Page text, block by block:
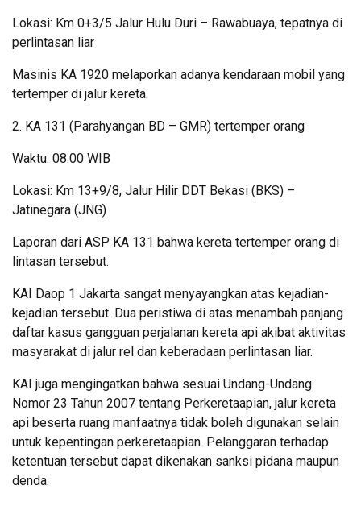
Lokasi: Km 0+3/5 Jalur Hulu Duri – Rawabuaya, tepatnya di
perlintasan liar
Masinis KA 1920 melaporkan adanya kendaraan mobil yang
tertemper di jalur kereta.
2. KA 131 (Parahyangan BD – GMR) tertemper orang
Waktu: 08.00 WIB
Lokasi: Km 13+9/8, Jalur Hilir DDT Bekasi (BKS) –
Jatinegara (JNG)
Laporan dari ASP KA 131 bahwa kereta tertemper orang di
lintasan tersebut.
KAI Daop 1 Jakarta sangat menyayangkan atas kejadian-
kejadian tersebut. Dua peristiwa di atas menambah panjang
daftar kasus gangguan perjalanan kereta api akibat aktivitas
masyarakat di jalur rel dan keberadaan perlintasan liar.
KAI juga mengingatkan bahwa sesuai Undang-Undang
Nomor 23 Tahun 2007 tentang Perkeretaapian, jalur kereta
api beserta ruang manfaatnya tidak boleh digunakan selain
untuk kepentingan perkeretaapian. Pelanggaran terhadap
ketentuan tersebut dapat dikenakan sanksi pidana maupun
denda.